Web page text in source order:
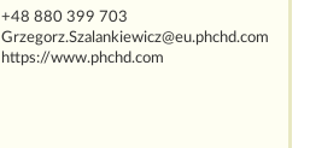
+48 880 399 703
Grzegorz.Szalankiewicz@eu.phchd.com
https://www.phchd.com